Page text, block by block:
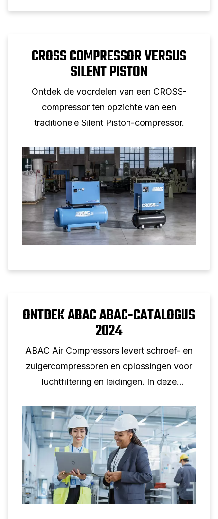
CROSS COMPRESSOR VERSUS
SILENT PISTON
Ontdek de voordelen van een CROSS-
compressor ten opzichte van een
traditionele Silent Piston-compressor.
ONTDEK ABAC ABAC-CATALOGUS
2024
ABAC Air Compressors levert schroef- en
zuigercompressoren en oplossingen voor
luchtfiltering en leidingen. In deze
aanbod energiezuinige producten.